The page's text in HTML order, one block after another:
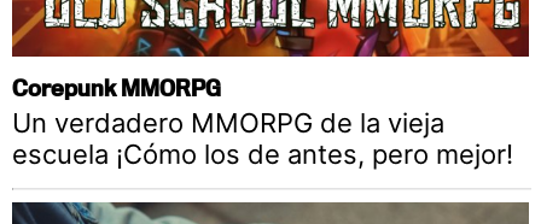
Corepunk MMORPG
Un verdadero MMORPG de la vieja
escuela ¡Cómo los de antes, pero mejor!